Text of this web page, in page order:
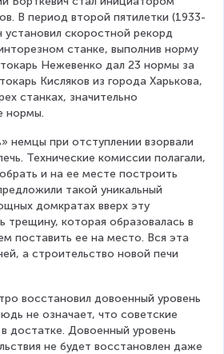
В период второй пятилетки (1933-
установил скоростной рекорд
станке, выполнив норму
Нежевенко дал 23 нормы за
Кисляков из города Харькова,
станках, значительно
нормы.
немцы при отступлении взорвали
Технические комиссии полагали,
и на ее месте построить
такой уникальный
домкратах вверх эту
трещину, которая образовалась в
поставить ее на место. Вся эта
а строительство новой печи
восстановил довоенный уровень
не означает, что советские
достатке. Довоенный уровень
не будет восстановлен даже